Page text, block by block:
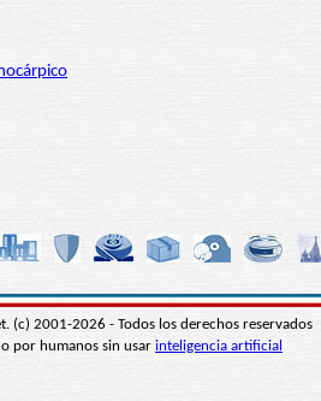
(c) 2001-2026 - Todos los derechos reservados
por humanos sin usar inteligencia artificial